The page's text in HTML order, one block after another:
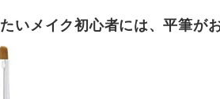
いメイク初心者には、平筆が